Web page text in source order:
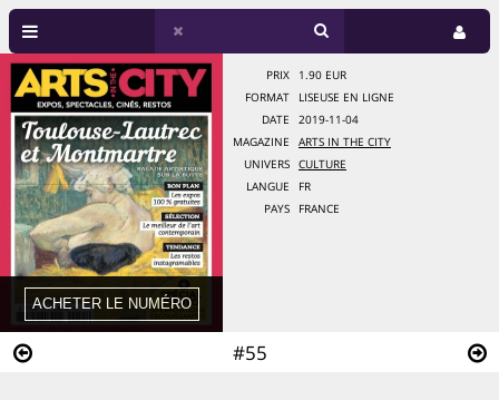
#55
PRIX
1.90 EUR
FORMAT
LISEUSE EN LIGNE
DATE
2019-11-04
MAGAZINE
ARTS IN THE CITY
UNIVERS
CULTURE
LANGUE
FR
PAYS
FRANCE